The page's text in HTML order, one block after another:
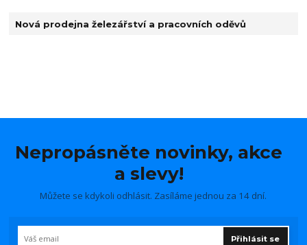
Nová prodejna železářství a pracovních oděvů
Nepropásněte novinky, akce
a slevy!
Můžete se kdykoli odhlásit. Zasíláme jednou za 14 dní.
Přihlásit se